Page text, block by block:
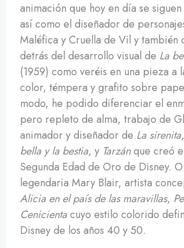
animación que hoy en día se
así como el diseñador de
Maléfica y Cruella de Vil y también
detrás del desarrollo visual de La
(1959) como veréis en una pieza a
color, témpera y grafito sobre
modo, he podido diferenciar el
pero repleto de alma, trabajo de
animador y diseñador de La sirenita,
bella y la bestia, y Tarzánque creó
Segunda Edad de Oro de Disney.
legendaria Mary Blair, artista
Alicia en el país de las maravillas,
Cenicientacuyo estilo colorido
Disney de los años 40 y 50.